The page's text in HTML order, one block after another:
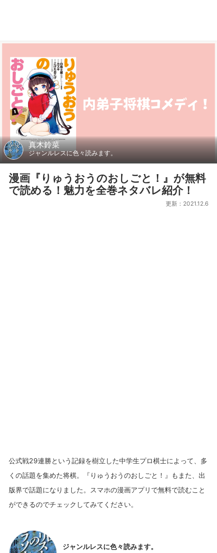
真木鈴菜
ジャンルレスに色々読みます。
漫画『りゅうおうのおしごと！』が無料
で読める！魅力を全巻ネタバレ紹介！
更新：2021.12.6
公式戦29連勝という記録を樹立した中学生プロ棋士によって、多
くの話題を集めた将棋。『りゅうおうのおしごと！』もまた、出
版界で話題になりました。スマホの漫画アプリで無料で読むこと
ジャンルレスに色々読みます。